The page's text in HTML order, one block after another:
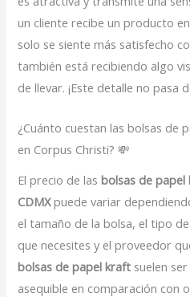
un cliente recibe un producto
solo se siente más satisfecho
también está recibiendo algo
de llevar. ¡Este detalle no pasa
¿Cuánto cuestan las bolsas de
en Corpus Christi? 💸
El precio de lasbolsas de
CDMXpuede variar
el tamaño de la bolsa, el tipo
que necesites y el proveedor
bolsas de papel kraft suelen
asequible en comparación con